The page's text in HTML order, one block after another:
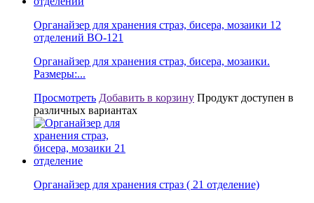
Органайзер для хранения страз, бисера, мозаики 12
отделений BО-121
Органайзер для хранения страз, бисера, мозаики.
Размеры:...
Просмотреть Добавить в корзину Продукт доступен в
различных вариантах
Органайзер для хранения страз ( 21 отделение)